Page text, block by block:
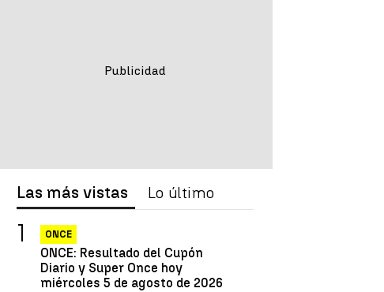
Las más vistas Lo último
ONCE
ONCE: Resultado del Cupón
Diario y Super Once hoy
miércoles 5 de agosto de 2026